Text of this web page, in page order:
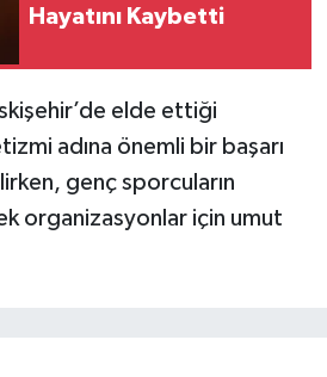
Hayatını Kaybetti
elde ettiği
adına önemli bir başarı
genç sporcuların
organizasyonlar için umut